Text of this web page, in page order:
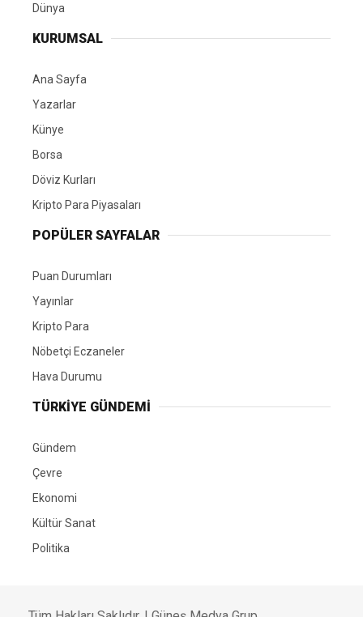
Dünya
KURUMSAL
Ana Sayfa
Yazarlar
Künye
Borsa
Döviz Kurları
Kripto Para Piyasaları
POPÜLER SAYFALAR
Puan Durumları
Yayınlar
Kripto Para
Nöbetçi Eczaneler
Hava Durumu
TÜRKIYE GÜNDEMI
Gündem
Çevre
Ekonomi
Kültür Sanat
Politika